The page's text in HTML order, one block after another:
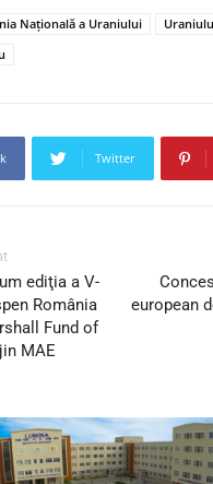
Națională a Uraniului
Twitter
ediţia a V-
România
Fund of
MAE
european